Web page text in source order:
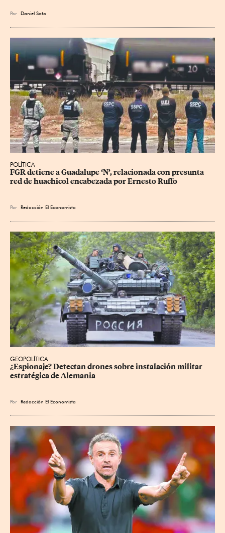
Por Daniel Soto
POLÍTICA
FGR detiene a Guadalupe ‘N’, relacionada con presunta
red de huachicol encabezada por Ernesto Ruffo
Por Redacción El Economista
GEOPOLÍTICA
¿Espionaje? Detectan drones sobre instalación militar
estratégica de Alemania
Por Redacción El Economista